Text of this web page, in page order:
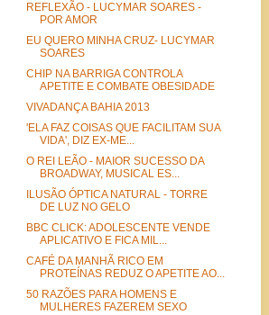
REFLEXÃO - LUCYMAR SOARES -
POR AMOR
EU QUERO MINHA CRUZ- LUCYMAR
SOARES
CHIP NA BARRIGA CONTROLA
APETITE E COMBATE OBESIDADE
VIVADANÇA BAHIA 2013
'ELA FAZ COISAS QUE FACILITAM SUA
VIDA', DIZ EX-ME...
O REI LEÃO - MAIOR SUCESSO DA
BROADWAY, MUSICAL ES...
ILUSÃO ÓPTICA NATURAL - TORRE
DE LUZ NO GELO
BBC CLICK: ADOLESCENTE VENDE
APLICATIVO E FICA MIL...
CAFÉ DA MANHÃ RICO EM
PROTEÍNAS REDUZ O APETITE AO...
50 RAZÕES PARA HOMENS E
MULHERES FAZEREM SEXO